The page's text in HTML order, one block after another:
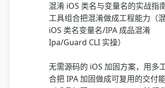
混淆 iOS 类名与变量名的实战指
工具组合把混淆做成工程能力（
iOS 类名变量名/IPA 成品混淆
Ipa/Guard CLI 实操）
无需源码的 iOS 加固方案，用多
合把 IPA 加固做成可复用的交付